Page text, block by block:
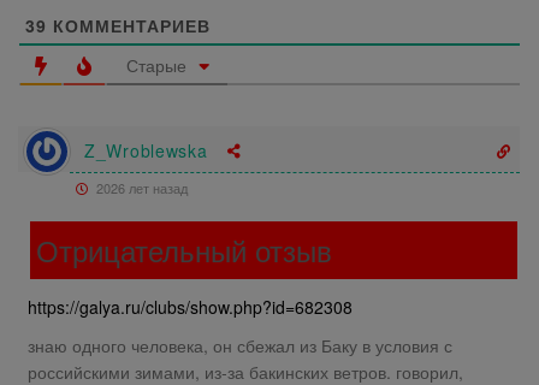
39 КОММЕНТАРИЕВ
Старые
Z_Wroblewska
2026 лет назад
Отрицательный отзыв
https://galya.ru/clubs/show.php?id=682308
знаю одного человека, он сбежал из Баку в условия с
российскими зимами, из-за бакинских ветров. говорил,